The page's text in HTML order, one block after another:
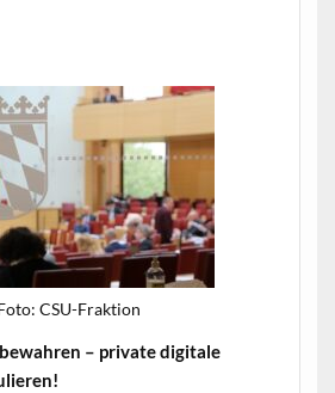
CSU-Frak­tion
– pri­vate dig­i­tale